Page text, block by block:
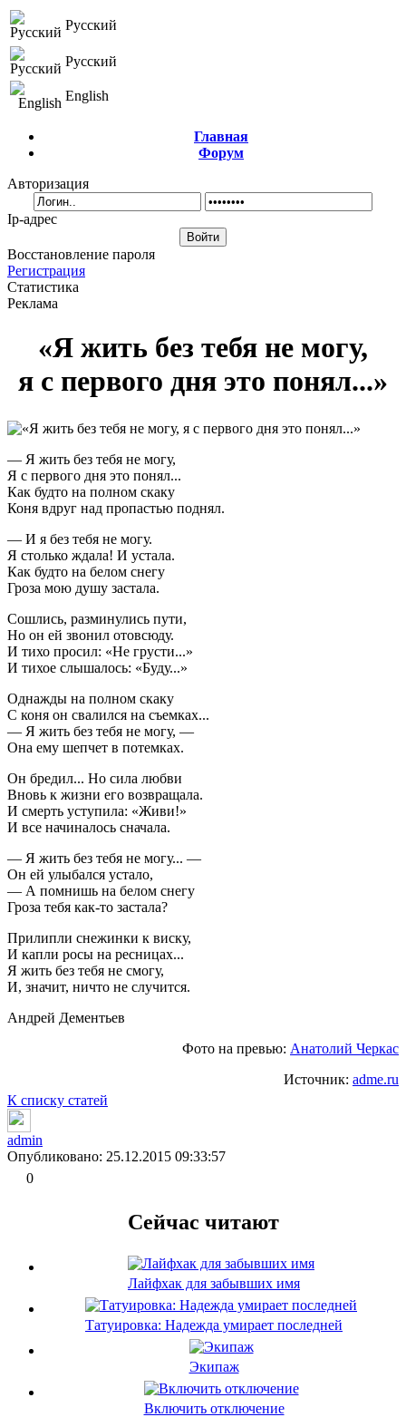
Русский
Русский
English
Главная
Форум
Авторизация
Ip-адрес
Восстановление пароля
Регистрация
Статистика
Реклама
«Я жить без тебя не могу,
я с первого дня это понял...»
— Я жить без тебя не могу,
Я с первого дня это понял...
Как будто на полном скаку
Коня вдруг над пропастью поднял.
— И я без тебя не могу.
Я столько ждала! И устала.
Как будто на белом снегу
Гроза мою душу застала.
Сошлись, разминулись пути,
Но он ей звонил отовсюду.
И тихо просил: «Не грусти...»
И тихое слышалось: «Буду...»
Однажды на полном скаку
С коня он свалился на съемках...
— Я жить без тебя не могу, —
Она ему шепчет в потемках.
Он бредил... Но сила любви
Вновь к жизни его возвращала.
И смерть уступила: «Живи!»
И все начиналось сначала.
— Я жить без тебя не могу... —
Он ей улыбался устало,
— А помнишь на белом снегу
Гроза тебя как-то застала?
Прилипли снежинки к виску,
И капли росы на ресницах...
Я жить без тебя не смогу,
И, значит, ничто не случится.
Андрей Дементьев
Фото на превью: Анатолий Черкас
Источник: adme.ru
К списку статей
admin
Опубликовано: 25.12.2015 09:33:57
0
Сейчас читают
Лайфхак для забывших имя
Татуировка: Надежда умирает последней
Экипаж
Включить отключение